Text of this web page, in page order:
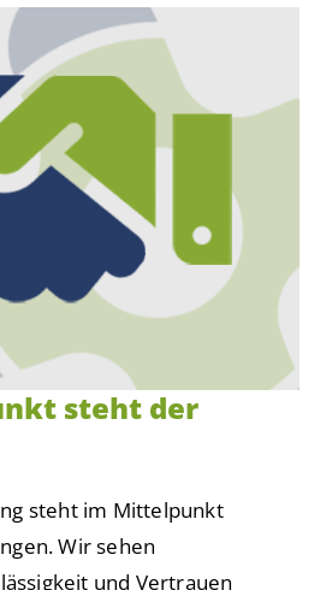
steht der
steht im Mittelpunkt
Wir sehen
und Vertrauen